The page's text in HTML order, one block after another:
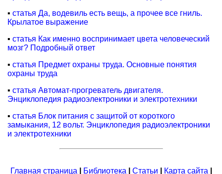
▪ статья Да, водевиль есть вещь, а прочее все гниль.
Крылатое выражение
▪ статья Как именно воспринимает цвета человеческий
мозг? Подробный ответ
▪ статья Предмет охраны труда. Основные понятия
охраны труда
▪ статья Автомат-прогреватель двигателя.
Энциклопедия радиоэлектроники и электротехники
▪ статья Блок питания с защитой от короткого
замыкания, 12 вольт. Энциклопедия радиоэлектроники
и электротехники
Главная страница Библиотека Статьи Карта сайта